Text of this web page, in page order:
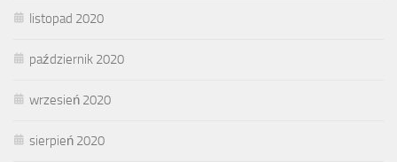
listopad 2020
październik 2020
wrzesień 2020
sierpień 2020